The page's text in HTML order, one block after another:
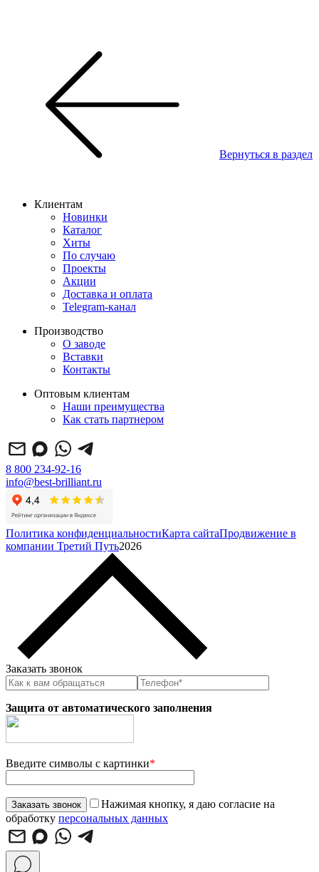
Вернуться в раздел
Клиентам
Новинки
Каталог
Хиты
По случаю
Проекты
Акции
Доставка и оплата
Telegram-канал
Производство
О заводе
Вставки
Контакты
Оптовым клиентам
Наши преимущества
Как стать партнером
8 800 234-92-16
info@best-brilliant.ru
Политика конфиденциальностиКарта сайтаПродвижение в
компании Третий Путь2026
Заказать звонок
Защита от автоматического заполнения
Введите символы с картинки*
Нажимая кнопку, я даю согласие на
обработку персональных данных